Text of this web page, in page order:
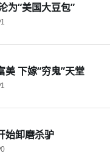
为“美国大豆包”
1
下嫁“穷鬼”天堂
1
始卸磨杀驴
0